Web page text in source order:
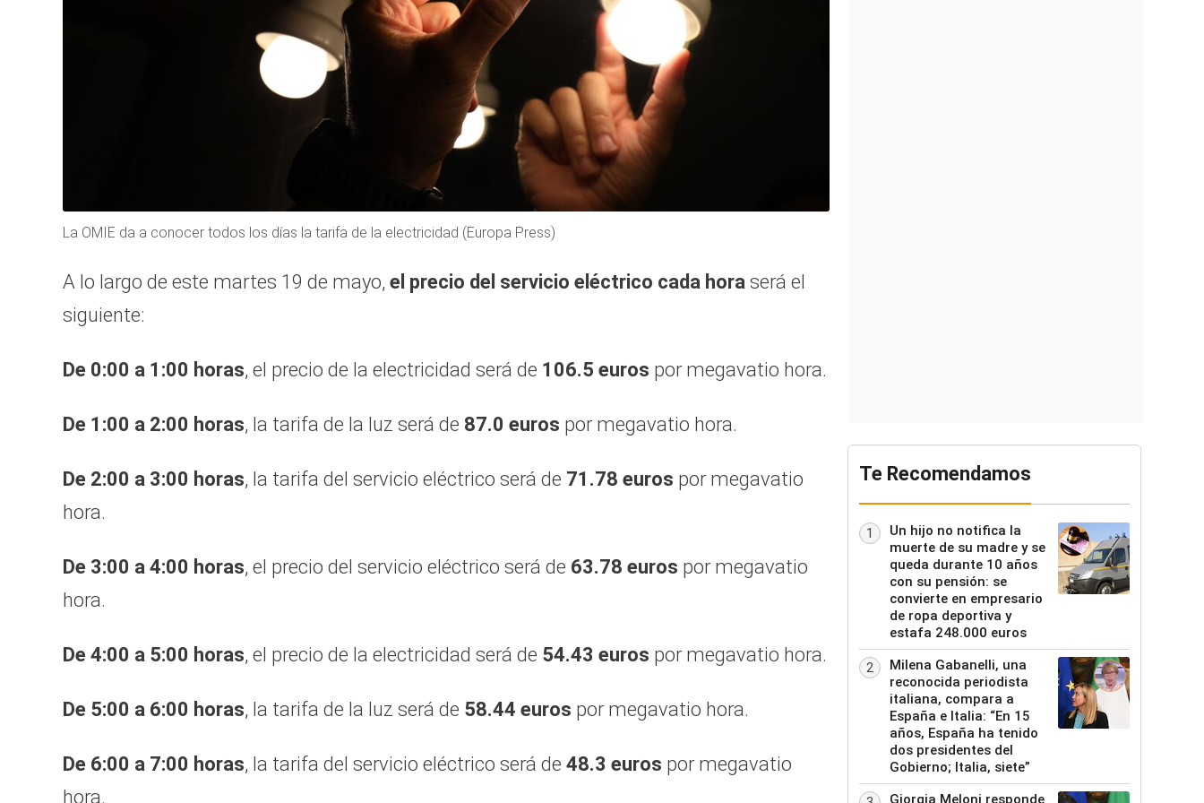
La OMIE da a conocer todos los días la tarifa de la electricidad (Europa Press)
A lo largo de este martes 19 de mayo, el precio del servicio eléctrico cada hora será el
siguiente:
De 0:00 a 1:00 horas, el precio de la electricidad será de 106.5 euros por megavatio hora.
De 1:00 a 2:00 horas, la tarifa de la luz será de 87.0 euros por megavatio hora.
De 2:00 a 3:00 horas, la tarifa del servicio eléctrico será de 71.78 euros por megavatio
hora.
De 3:00 a 4:00 horas, el precio del servicio eléctrico será de 63.78 euros por megavatio
hora.
De 4:00 a 5:00 horas, el precio de la electricidad será de 54.43 euros por megavatio hora.
De 5:00 a 6:00 horas, la tarifa de la luz será de 58.44 euros por megavatio hora.
De 6:00 a 7:00 horas, la tarifa del servicio eléctrico será de 48.3 euros por megavatio
hora.
Te Recomendamos
1
Un hijo no notifica la
muerte de su madre y se
queda durante 10 años
con su pensión: se
convierte en empresario
de ropa deportiva y
estafa 248.000 euros
2
Milena Gabanelli, una
reconocida periodista
italiana, compara a
España e Italia: “En 15
años, España ha tenido
dos presidentes del
Gobierno; Italia, siete”
Giorgia Meloni responde